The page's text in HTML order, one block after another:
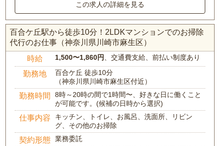
この求人の詳細を見る
百合ケ丘駅から徒歩10分！2LDKマンションでのお掃除
代行のお仕事（神奈川県川崎市麻生区）
時給 1,500〜1,860円、交通費支給、前払い制度あり
勤務地
百合ケ丘 徒歩10分
（神奈川県川崎市麻生区付近）
勤務時間
8時～20時の間で1時間〜、好きな日に働くこと
が可能です。(候補の日時から選択)
仕事内容
キッチン、トイレ、お風呂、洗面所、リビン
グ、その他のお掃除
契約形態 業務委託